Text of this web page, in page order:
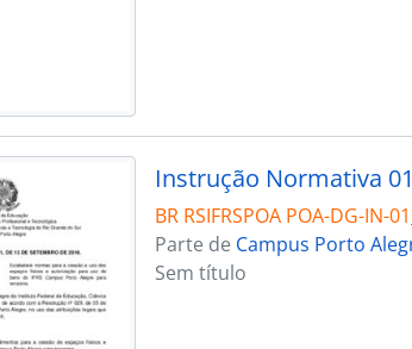
Instrução Normativa
BR RSIFRSPOA POA-DG-IN-
Parte de Campus Porto
Sem título